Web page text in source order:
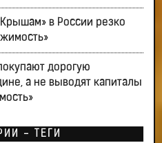
в России резко
дорогую
а не выводят капиталы
- ТЕГИ